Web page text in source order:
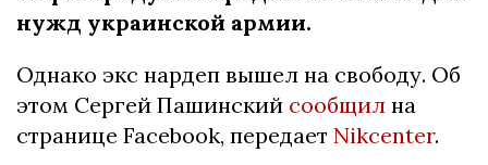
нужд украинской армии.
Однако экс нардеп вышел на свободу. Об
этом Сергей Пашинский сообщил на
странице Facebook, передает Nikcenter.